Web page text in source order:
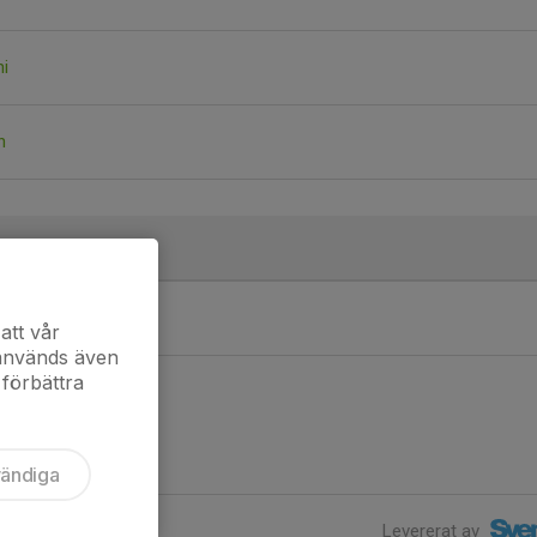
Levererat av
vår
även